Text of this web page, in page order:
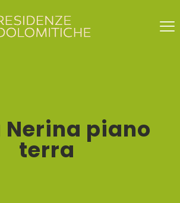
Nerina piano
terra